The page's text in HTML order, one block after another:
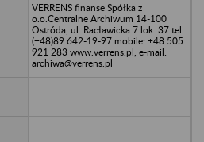
VERRENS finanse Spółka z
o.o.Centralne Archiwum 14-100
Ostróda, ul. Racławicka 7 lok. 37 tel.
(+48)89 642-19-97 mobile: +48 505
921 283 www.verrens.pl, e-mail:
archiwa@verrens.pl